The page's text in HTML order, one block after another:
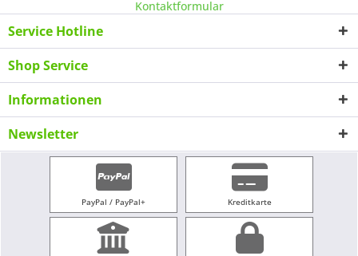
Kontaktformular
Service Hotline
Shop Service
Informationen
Newsletter
PayPal / PayPal+ Kreditkarte